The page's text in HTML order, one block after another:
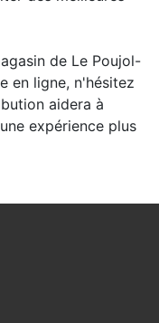
de Le Poujol-
en ligne, n'hésitez
aidera à
expérience plus